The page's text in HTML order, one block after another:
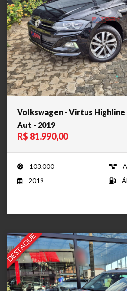
Volkswagen - Virtus Highline
Aut - 2019
R$ 81.990,00
103.000
2019
DESTAQUE